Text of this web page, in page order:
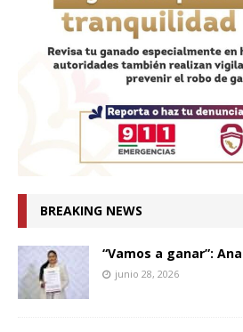
BREAKING NEWS
“Vamos a ganar”:
junio 28, 2026